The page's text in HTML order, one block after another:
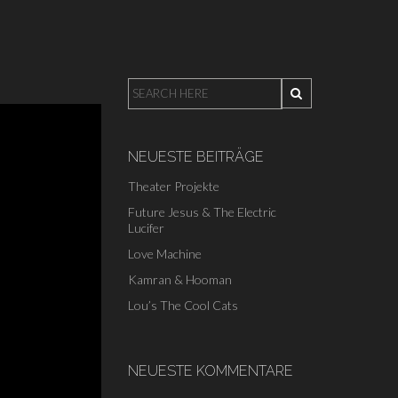
NEUESTE BEITRÄGE
Theater Projekte
Future Jesus & The Electric
Lucifer
Love Machine
Kamran & Hooman
Lou’s The Cool Cats
NEUESTE KOMMENTARE